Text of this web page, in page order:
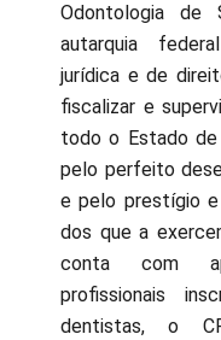
Odontologia de
autarquia
jurídica e de
fiscalizar e
todo o Estado de
pelo perfeito
e pelo prestígio
dos que a
conta com
profissionais
dentistas, o